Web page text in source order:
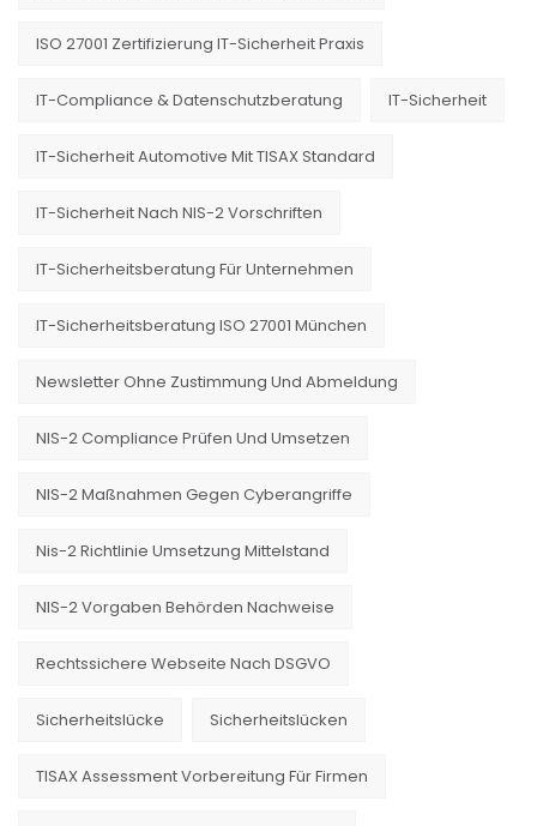
ISO 27001 Zertifizierung IT-Sicherheit Praxis
IT-Compliance & Datenschutzberatung IT-Sicherheit
IT-Sicherheit Automotive Mit TISAX Standard
IT-Sicherheit Nach NIS-2 Vorschriften
IT-Sicherheitsberatung Für Unternehmen
IT-Sicherheitsberatung ISO 27001 München
Newsletter Ohne Zustimmung Und Abmeldung
NIS-2 Compliance Prüfen Und Umsetzen
NIS-2 Maßnahmen Gegen Cyberangriffe
Nis-2 Richtlinie Umsetzung Mittelstand
NIS-2 Vorgaben Behörden Nachweise
Rechtssichere Webseite Nach DSGVO
Sicherheitslücke Sicherheitslücken
TISAX Assessment Vorbereitung Für Firmen